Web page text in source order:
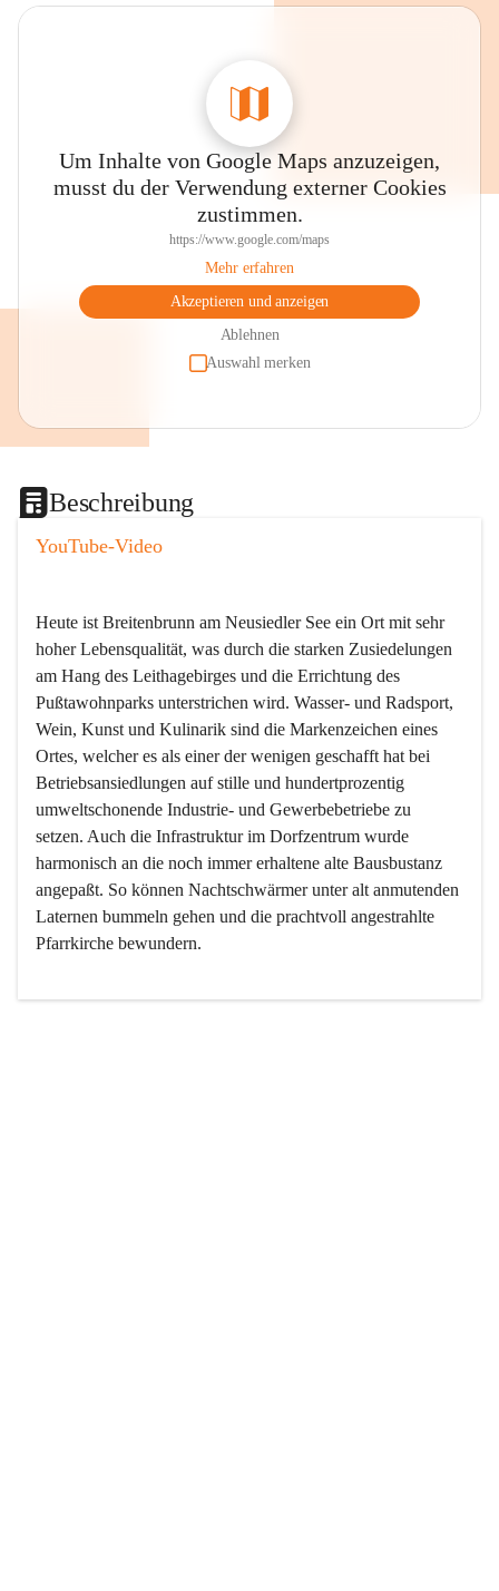
Um Inhalte von Google Maps anzuzeigen,
musst du der Verwendung externer Cookies
zustimmen.
https://www.google.com/maps
Mehr erfahren
Akzeptieren und anzeigen
Ablehnen
Auswahl merken
Beschreibung
YouTube-Video
Heute ist Breitenbrunn am Neusiedler See ein Ort mit sehr
hoher Lebensqualität, was durch die starken Zusiedelungen
am Hang des Leithagebirges und die Errichtung des
Pußtawohnparks unterstrichen wird. Wasser- und Radsport,
Wein, Kunst und Kulinarik sind die Markenzeichen eines
Ortes, welcher es als einer der wenigen geschafft hat bei
Betriebsansiedlungen auf stille und hundertprozentig
umweltschonende Industrie- und Gewerbebetriebe zu
setzen. Auch die Infrastruktur im Dorfzentrum wurde
harmonisch an die noch immer erhaltene alte Bausbustanz
angepaßt. So können Nachtschwärmer unter alt anmutenden
Laternen bummeln gehen und die prachtvoll angestrahlte
Pfarrkirche bewundern.
Der Weinbau dominert heute nicht mehr, ist aber integrativer